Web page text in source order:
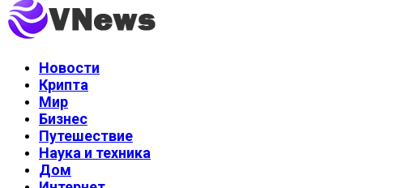
Новости
Крипта
Мир
Бизнес
Путешествие
Наука и техника
Дом